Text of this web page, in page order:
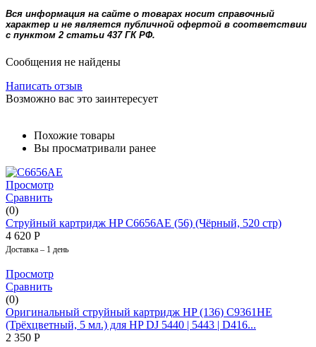
Вся информация на сайте о товарах носит справочный
характер и не является публичной офертой в соответствии
с пунктом 2 статьи 437 ГК РФ.
Сообщения не найдены
Написать отзыв
Возможно вас это заинтересует
Похожие товары
Вы просматривали ранее
Просмотр
Сравнить
(0)
Струйный картридж HP С6656АЕ (56) (Чёрный, 520 стр)
4 620 Р
Доставка – 1 день
Просмотр
Сравнить
(0)
Оригинальный струйный картридж HP (136) C9361HE
(Трёхцветный, 5 мл.) для HP DJ 5440 | 5443 | D416...
2 350 Р